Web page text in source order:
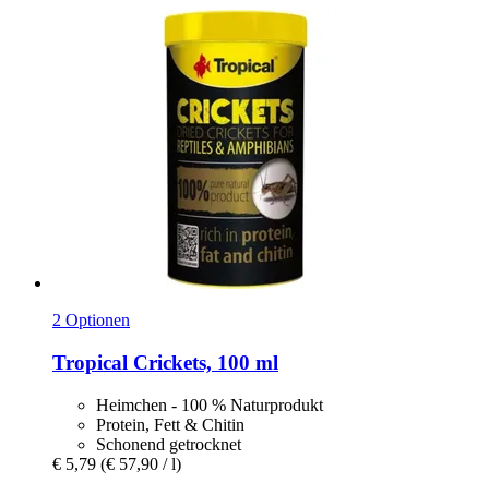
2 Optionen
Tropical Crickets, 100 ml
Heimchen - 100 % Naturprodukt
Protein, Fett & Chitin
Schonend getrocknet
€ 5,79 (€ 57,90 / l)